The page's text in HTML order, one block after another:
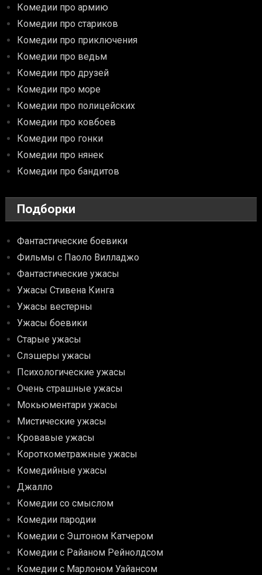
Комедии про армию
Комедии про стариков
Комедии про приключения
Комедии про ведьм
Комедии про друзей
Комедии про море
Комедии про полицейских
Комедии про ковбоев
Комедии про гонки
Комедии про нянек
Комедии про бандитов
Подборки
Фантастические боевики
Фильмы с Паоло Вилладжо
Фантастические ужасы
Ужасы Стивена Кинга
Ужасы вестерны
Ужасы боевики
Старые ужасы
Слэшеры ужасы
Психологические ужасы
Очень страшные ужасы
Мокьюментари ужасы
Мистические ужасы
Кровавые ужасы
Короткометражные ужасы
Комедийные ужасы
Джалло
Комедии со смыслом
Комедии пародии
Комедии с Эштоном Катчером
Комедии с Райаном Рейнолдсом
Комедии с Марлоном Уайансом